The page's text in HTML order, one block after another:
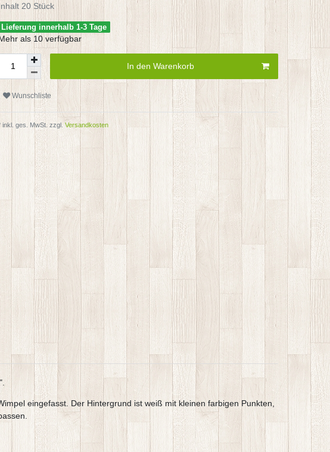
20 Stück
Lieferung innerhalb 1-3 Tage
als 10 verfügbar
In den Warenkorb
Wunschliste
inkl. ges. MwSt. zzgl. Versandkosten
eingefasst. Der Hintergrund ist weiß mit kleinen farbigen Punkten,